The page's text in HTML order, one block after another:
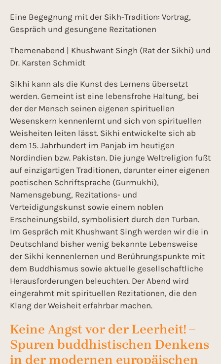
Eine Begegnung mit der Sikh-Tradition: Vortrag,
Gespräch und gesungene Rezitationen
Themenabend | Khushwant Singh (Rat der Sikhi) und
Dr. Karsten Schmidt
Sikhi kann als die Kunst des Lernens übersetzt
werden. Gemeint ist eine lebensfrohe Haltung, bei
der der Mensch seinen eigenen spirituellen
Wesenskern kennenlernt und sich von spirituellen
Weisheiten leiten lässt. Sikhi entwickelte sich ab
dem 15. Jahrhundert im Panjab im heutigen
Nordindien bzw. Pakistan. Die junge Weltreligion fußt
auf einzigartigen Traditionen, darunter einer eigenen
poetischen Schriftsprache (Gurmukhi),
Namensgebung, Rezitations- und
Verteidigungskunst sowie einem noblen
Erscheinungsbild, symbolisiert durch den Turban.
Im Gespräch mit Khushwant Singh werden wir die in
Deutschland bisher wenig bekannte Lebensweise
der Sikhi kennenlernen und Berührungspunkte mit
dem Buddhismus sowie aktuelle gesellschaftliche
Herausforderungen beleuchten. Der Abend wird
eingerahmt mit spirituellen Rezitationen, die den
Klang der Weisheit erfahrbar machen.
Keine Angst vor der Leerheit! –
Spuren buddhistischen Denkens
in der modernen europäischen